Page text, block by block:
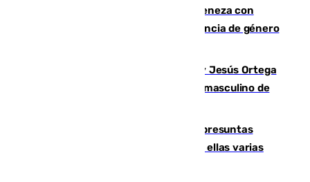
Retiene a su mujer en su casa y ameneza con
quemar la vivienda: nuevo caso de violencia de género
Dos sevillanos de oro: Manuel Cruz y Jesús Ortega
ganan el campeonato del mundo sub19 masculino de
Un juzgado de Ceuta investiga seis presuntas
agresiones sexuales a migrantes, entre ellas varias